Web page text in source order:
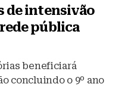
de intensivão
pública
beneficiará
concluindo o 9º ano